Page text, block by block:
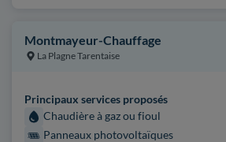
Montmayeur-Chauffage
La Plagne Tarentaise
Principaux services proposés
Chaudière à gaz ou fioul
Panneaux photovoltaïques